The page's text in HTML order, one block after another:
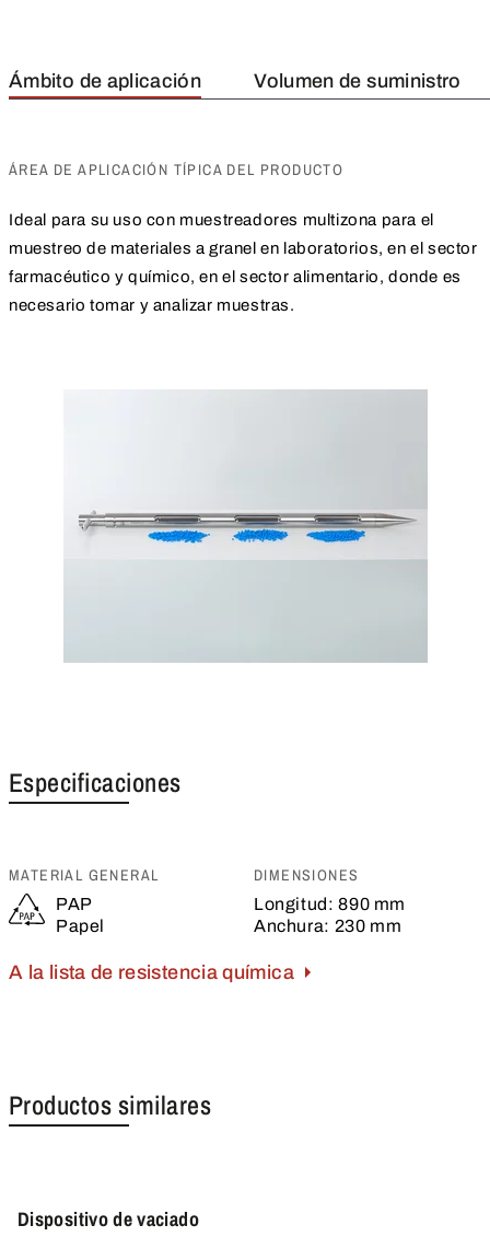
Ámbito de aplicación Volumen de suministro
ÁREA DE APLICACIÓN TÍPICA DEL PRODUCTO
Ideal para su uso con muestreadores multizona para el
muestreo de materiales a granel en laboratorios, en el sector
farmacéutico y químico, en el sector alimentario, donde es
necesario tomar y analizar muestras.
Especificaciones
MATERIAL GENERAL
PAP
Papel
DIMENSIONES
Longitud: 890 mm
Anchura: 230 mm
A la lista de resistencia química
Productos similares
Dispositivo de vaciado